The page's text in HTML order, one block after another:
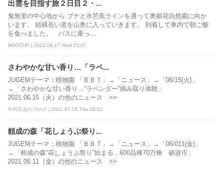
出雲を目指す旅２日目２・...
鬼無里の中心地から ブナと水芭蕉ラインを通って奥裾花自然園に向か
います。 結構長い道を山奥に入っていきます。 到着して車内で朝ご飯
を食べました。 バスに乗っ...
MUGCUP | 2022.08.17 Wed 21:07
さわやかな甘い香り…「ラベ...
JUGEMテーマ：植物園 「ＢＢＴ」→「ニュース」→「06/15(火)」
→「さわやかな甘い香り…“ラベンダー”摘み取り体験」
2021.06.15（火）の他のニュース >>
中川岳志のブログ | 2021.07.15 Thu 22:22
頼成の森「花しょうぶ祭り...
JUGEMテーマ：植物園 「ＢＢＴ」→「ニュース」→「06/011(金)」
→「頼成の森“花しょうぶ祭り”始まる…600品種70万株 砺波市」
2021.06.11（金）の他のニュース >>